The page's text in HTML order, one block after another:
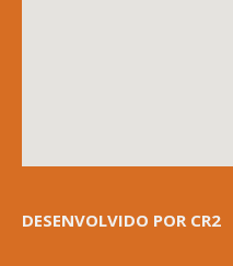
DESENVOLVIDO POR CR2